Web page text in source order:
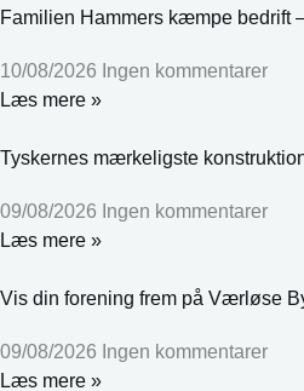
Familien Hammers kæmpe bedrift
10/08/2026 Ingen kommentarer
Læs mere »
Tyskernes mærkeligste
09/08/2026 Ingen kommentarer
Læs mere »
Vis din forening frem på Værløse
09/08/2026 Ingen kommentarer
Læs mere »